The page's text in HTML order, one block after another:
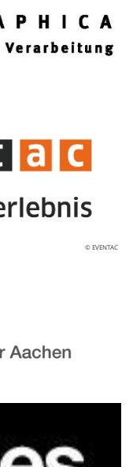
© EVENTAC